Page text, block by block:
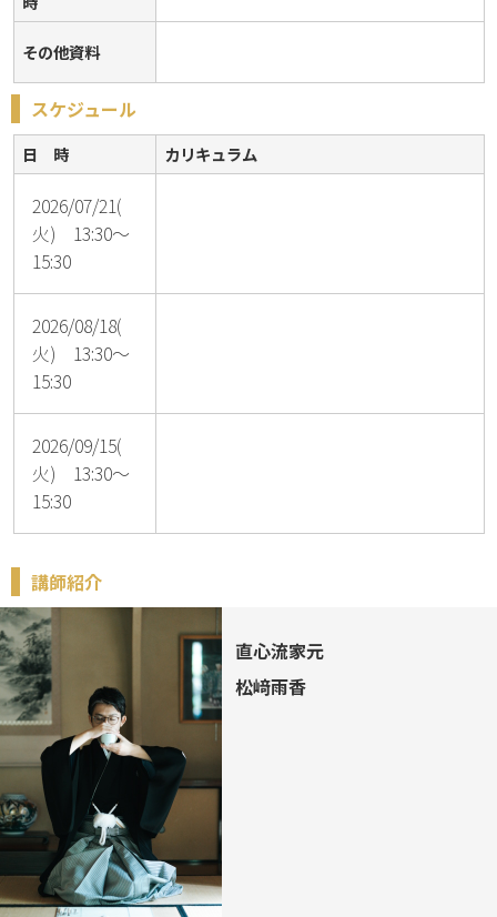
その他資料
スケジュール
日 時 カリキュラム
2026/07/21(
火) 13:30～
15:30
2026/08/18(
火) 13:30～
15:30
2026/09/15(
火) 13:30～
15:30
講師紹介
直心流家元
松﨑雨香